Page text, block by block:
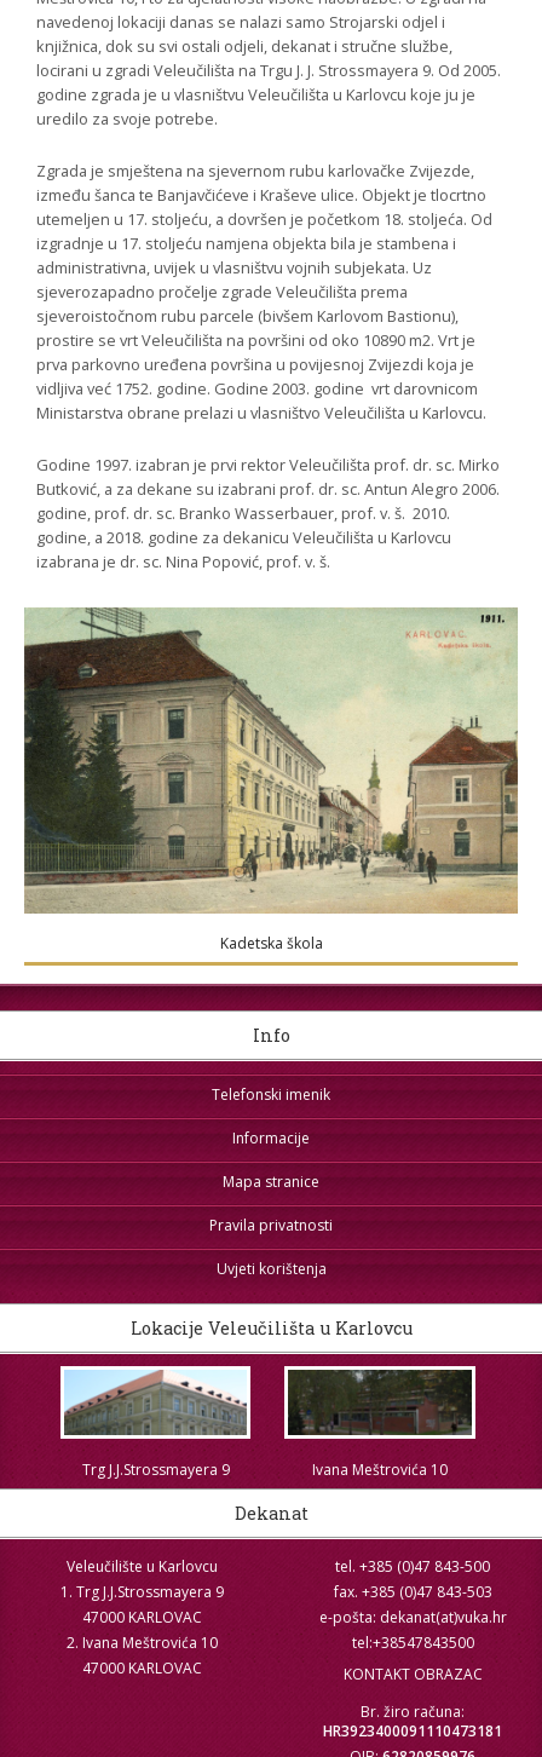
navedenoj lokaciji danas se nalazi samo Strojarski odjel i
knjižnica, dok su svi ostali odjeli, dekanat i stručne službe,
locirani u zgradi Veleučilišta na Trgu J. J. Strossmayera 9. Od 2005.
godine zgrada je u vlasništvu Veleučilišta u Karlovcu koje ju je
uredilo za svoje potrebe.
Zgrada je smještena na sjevernom rubu karlovačke Zvijezde,
između šanca te Banjavčićeve i Kraševe ulice. Objekt je tlocrtno
utemeljen u 17. stoljeću, a dovršen je početkom 18. stoljeća. Od
izgradnje u 17. stoljeću namjena objekta bila je stambena i
administrativna, uvijek u vlasništvu vojnih subjekata. Uz
sjeverozapadno pročelje zgrade Veleučilišta prema
sjeveroistočnom rubu parcele (bivšem Karlovom Bastionu),
prostire se vrt Veleučilišta na površini od oko 10890 m2. Vrt je
prva parkovno uređena površina u povijesnoj Zvijezdi koja je
vidljiva već 1752. godine. Godine 2003. godine vrt darovnicom
Ministarstva obrane prelazi u vlasništvo Veleučilišta u Karlovcu.
Godine 1997. izabran je prvi rektor Veleučilišta prof. dr. sc. Mirko
Butković, a za dekane su izabrani prof. dr. sc. Antun Alegro 2006.
godine, prof. dr. sc. Branko Wasserbauer, prof. v. š. 2010.
godine, a 2018. godine za dekanicu Veleučilišta u Karlovcu
izabrana je dr. sc. Nina Popović, prof. v. š.
Kadetska škola
Info
Telefonski imenik
Informacije
Mapa stranice
Pravila privatnosti
Uvjeti korištenja
Lokacije Veleučilišta u Karlovcu
Trg J.J.Strossmayera 9 Ivana Meštrovića 10
Dekanat
Veleučilište u Karlovcu
1. Trg J.J.Strossmayera 9
47000 KARLOVAC
2. Ivana Meštrovića 10
47000 KARLOVAC
tel. +385 (0)47 843-500
fax. +385 (0)47 843-503
e-pošta: dekanat(at)vuka.hr
tel:+38547843500
KONTAKT OBRAZAC
Br. žiro računa:
HR3923400091110473181